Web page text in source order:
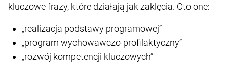
kluczowe frazy, które działają jak zaklęcia. Oto one:
„realizacja podstawy programowej”
„program wychowawczo-profilaktyczny”
„rozwój kompetencji kluczowych”